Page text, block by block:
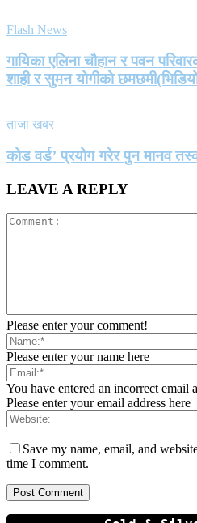
Flash News
गायिका एलिना चौहान र पवन
शाही र सुमन योगीको
ताजा खबर
कोड वर्ड’ प्रयोग गरेर पुन मानव
LEAVE A REPLY
Please enter your comment!
Please enter your name here
You have entered an incorrect email
Please enter your email address here
Save my name, email, and
time I comment.